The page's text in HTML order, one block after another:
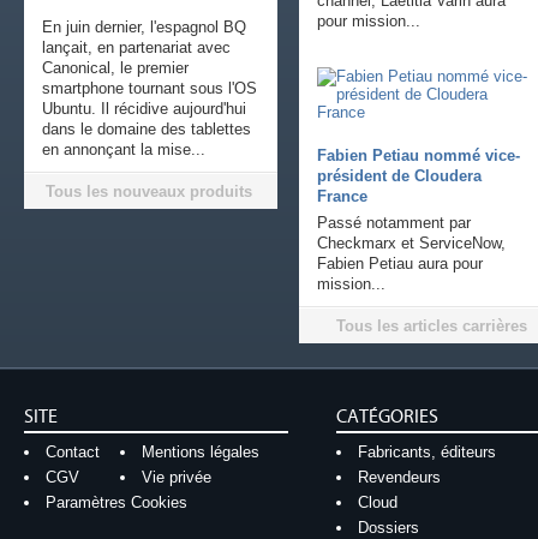
pour mission...
Fabien Petiau nommé vice-
président de Cloudera
France
Passé notamment par
Checkmarx et ServiceNow,
Fabien Petiau aura pour
mission...
Tous les articles carrières
En juin dernier, l'espagnol BQ
lançait, en partenariat avec
Canonical, le premier
smartphone tournant sous l'OS
Ubuntu. Il récidive aujourd'hui
dans le domaine des tablettes
en annonçant la mise...
Tous les nouveaux produits
SITE
Contact
Mentions légales
CGV
Vie privée
Paramètres Cookies
CATÉGORIES
Fabricants, éditeurs
Revendeurs
Cloud
Dossiers